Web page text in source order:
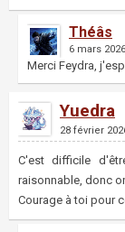
Théâs
6 mars 2026
Merci Feydra,
Yuedra
28 février
C'est difficile
raisonnable, donc
Courage à toi pour